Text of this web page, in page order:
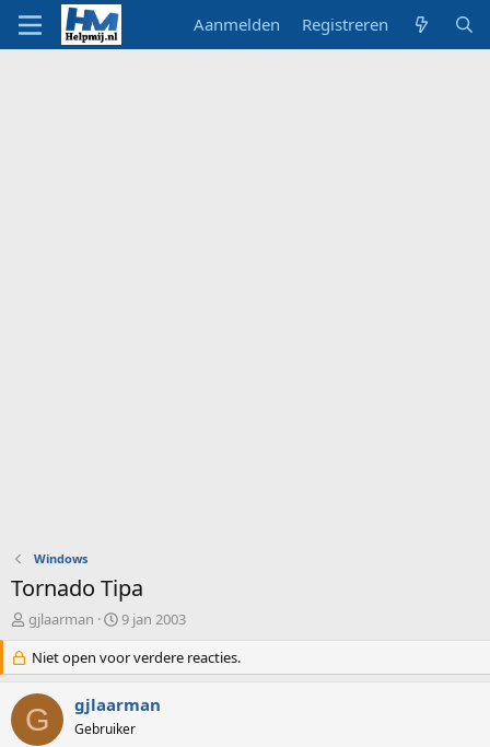
Aanmelden Registreren
Windows
Tornado Tipa
O
d
e
r
w
e
gjlaarman
S
a
r
d
a
9 jan 2003
Niet open voor verdere reacties.
G gjlaarman
Gebruiker